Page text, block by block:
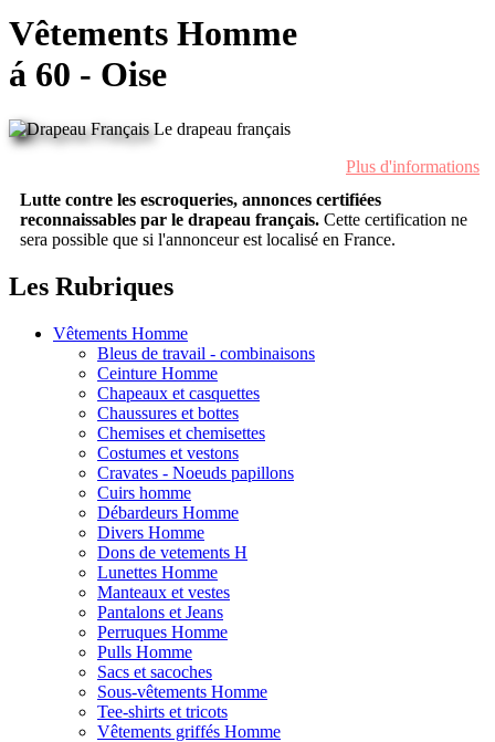
Vêtements Homme
á 60 - Oise
Le drapeau français
Plus d'informations
Lutte contre les escroqueries, annonces certifiées
reconnaissables par le drapeau français. Cette certification ne
sera possible que si l'annonceur est localisé en France.
Les Rubriques
Vêtements Homme
Bleus de travail - combinaisons
Ceinture Homme
Chapeaux et casquettes
Chaussures et bottes
Chemises et chemisettes
Costumes et vestons
Cravates - Noeuds papillons
Cuirs homme
Débardeurs Homme
Divers Homme
Dons de vetements H
Lunettes Homme
Manteaux et vestes
Pantalons et Jeans
Perruques Homme
Pulls Homme
Sacs et sacoches
Sous-vêtements Homme
Tee-shirts et tricots
Vêtements griffés Homme